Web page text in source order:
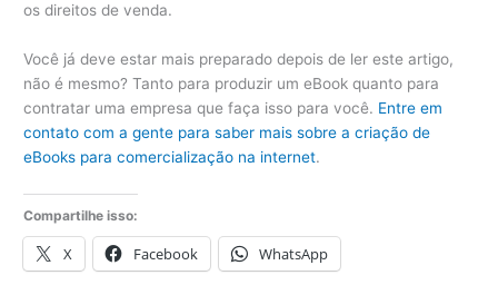
os direitos de venda.
Você já deve estar mais preparado depois de ler este artigo,
não é mesmo? Tanto para produzir um eBook quanto para
contratar uma empresa que faça isso para você. Entre em
contato com a gente para saber mais sobre a criação de
eBooks para comercialização na internet.
Compartilhe isso:
X Facebook WhatsApp